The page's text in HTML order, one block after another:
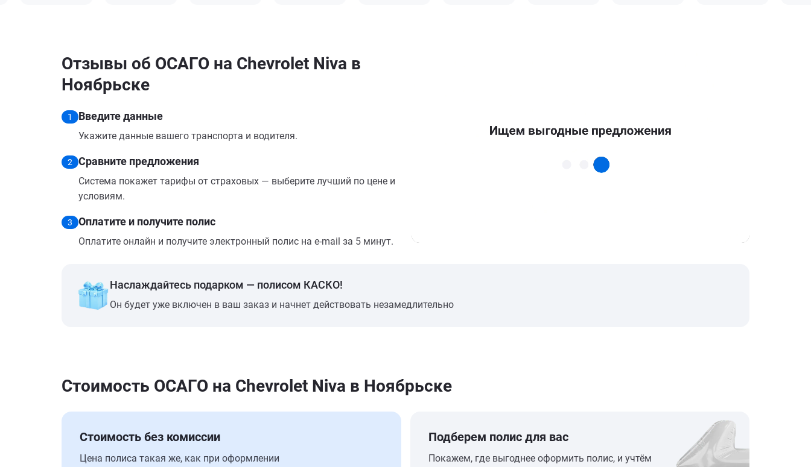
Отзывы об ОСАГО на Chevrolet Niva в
Ноябрьске
1 Введите данные
Укажите данные вашего транспорта и водителя.
2 Сравните предложения
Система покажет тарифы от страховых — выберите лучший по цене и
условиям.
3 Оплатите и получите полис
Оплатите онлайн и получите электронный полис на e-mail за 5 минут.
Наслаждайтесь подарком — полисом КАСКО!
Он будет уже включен в ваш заказ и начнет действовать незамедлительно
Стоимость ОСАГО на Chevrolet Niva в Ноябрьске
Стоимость без комиссии
Цена полиса такая же, как при оформлении
Подберем полис для вас
Покажем, где выгоднее оформить полис, и учтём